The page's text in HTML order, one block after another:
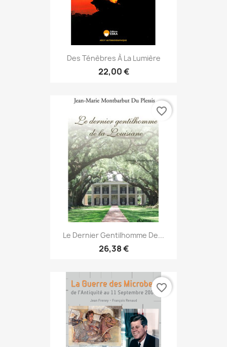
Des Ténèbres À La Lumière
22,00 €
Le Dernier Gentilhomme De...
26,38 €
favorite_border
favorite_border